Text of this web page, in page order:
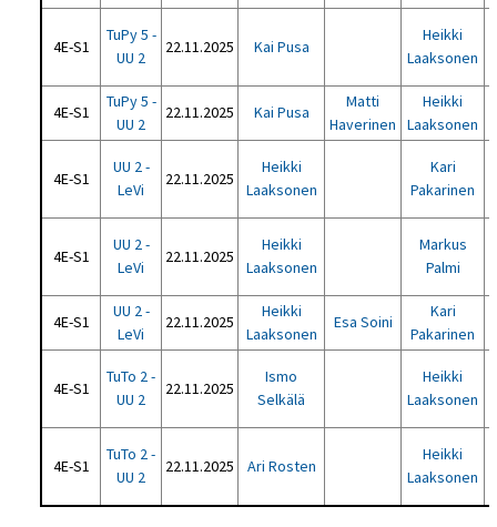
4E-S1
TuPy 5 -
UU 2
22.11.2025 Kai Pusa
Heikki
Laaksonen
4E-S1
TuPy 5 -
UU 2
22.11.2025 Kai Pusa
Matti
Haverinen
Heikki
Laaksonen
4E-S1
UU 2 -
LeVi
22.11.2025
Heikki
Laaksonen
Kari
Pakarinen
4E-S1
UU 2 -
LeVi
22.11.2025
Heikki
Laaksonen
Markus
Palmi
4E-S1
UU 2 -
LeVi
22.11.2025
Heikki
Laaksonen
Esa Soini
Kari
Pakarinen
4E-S1
TuTo 2 -
UU 2
22.11.2025
Ismo
Selkälä
Heikki
Laaksonen
4E-S1
TuTo 2 -
UU 2
22.11.2025 Ari Rosten
Heikki
Laaksonen